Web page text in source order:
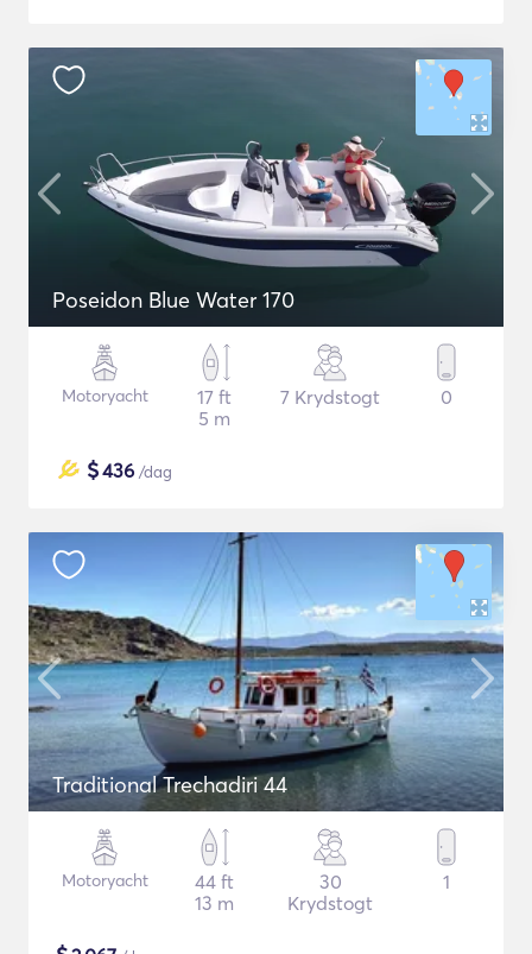
Poseidon Blue Water 170
Motoryacht
17 ft
5 m
7 Krydstogt 0
$436 /dag
Traditional Trechadiri 44
Motoryacht
44 ft
13 m
30
Krydstogt
1